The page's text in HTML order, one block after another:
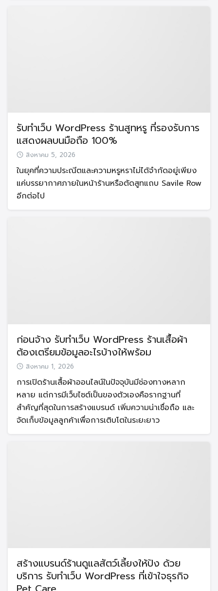
รับทำเว็บ WordPress ร้านสูทหรู ที่รองรับการ
แสดงผลบนมือถือ 100%
สิงหาคม 5, 2026
ในยุคที่ความประณีตและความหรูหราไม่ได้จำกัดอยู่เพียง
แค่บรรยากาศภายในหน้าร้านหรือตัดสูทแถบ Savile Row
อีกต่อไป
ก่อนจ้าง รับทำเว็บ WordPress ร้านเสื้อผ้า
ต้องเตรียมข้อมูลอะไรบ้างให้พร้อม
สิงหาคม 1, 2026
การเปิดร้านเสื้อผ้าออนไลน์ในปัจจุบันมีช่องทางหลาก
หลาย แต่การมีเว็บไซต์เป็นของตัวเองคือรากฐานที่
สำคัญที่สุดในการสร้างแบรนด์ เพิ่มความน่าเชื่อถือ และ
จัดเก็บข้อมูลลูกค้าเพื่อการเติบโตในระยะยาว
สร้างแบรนด์ร้านดูแลสัตว์เลี้ยงให้ปัง ด้วย
บริการ รับทำเว็บ WordPress ที่เข้าใจธุรกิจ